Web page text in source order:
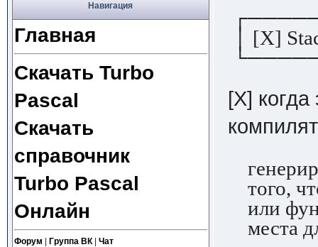
Навигация
Главная
Скачать Turbo
Pascal
Скачать
справочник
Turbo Pascal
Онлайн
Форум Группа ВК| Чат
│ [X]
[X]
того,
или
места